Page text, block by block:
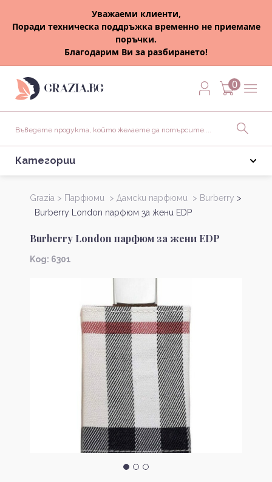
Уважаеми клиенти,
Поради техническа поддръжка временно не приемаме
поръчки.
Благодарим Ви за разбирането!
0
Категории
Grazia > Парфюми > Дамски парфюми > Burberry >
Burberry London парфюм за жени EDP
Burberry London парфюм за жени EDP
Kод: 6301